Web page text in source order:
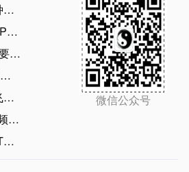
2026年最全BT磁力种子搜索引擎网站，资源应有尽有
RackNerd高性价比VPS优惠码和最新2026年6月促销活动整理（2026年6月22日）
WordPress AI文章摘要生成插件使用指南，支持20款AI大模型、批量生成摘要
【2025国内现货】可在中国漫游的新西兰Skinny电话卡，免费收短信可0元保号
如何使用8种方法将飞书文档快速单篇/批量导出为Markdown？（2025年11月）
最新免费可用微信视频号下载方法，亲测简单易用！（2026年7月30日）
超全IPTV、APTV、TVBox直播源和电视TV观看工具（2026年8月1日持续更新）
微信公众号